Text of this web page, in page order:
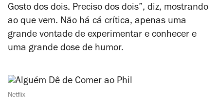
Gosto dos dois. Preciso dos dois”, diz, mostrando
ao que vem. Não há cá crítica, apenas uma
grande vontade de experimentar e conhecer e
uma grande dose de humor.
Netflix